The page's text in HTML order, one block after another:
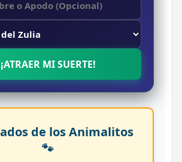
¡ATRAER MI SUERTE!
de los Animalitos
🐾